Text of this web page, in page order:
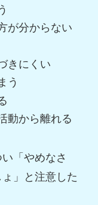
が分からない
きにくい
う
動から離れる
「やめなさ
」と注意した